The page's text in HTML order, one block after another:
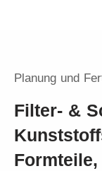
Planung und
Filter- &